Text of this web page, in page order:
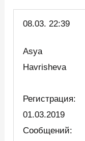
08.03. 22:39
Asya
Havrisheva
Регистрация:
01.03.2019
Сообщений: